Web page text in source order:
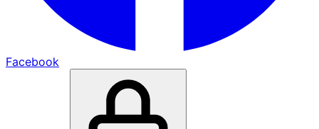
Facebook